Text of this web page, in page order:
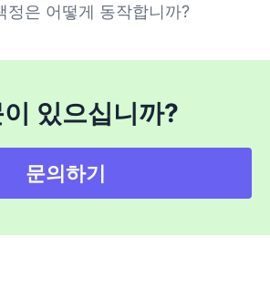
정은 어떻게 동작합니까?
있으십니까?
문의하기